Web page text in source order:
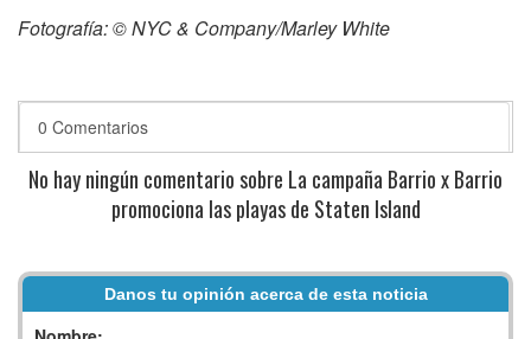
Fotografía: © NYC & Company/Marley White
0 Comentarios
No hay ningún comentario sobre La campaña Barrio x Barrio
promociona las playas de Staten Island
Danos tu opinión acerca de esta noticia